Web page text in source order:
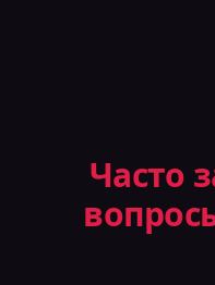
Часто